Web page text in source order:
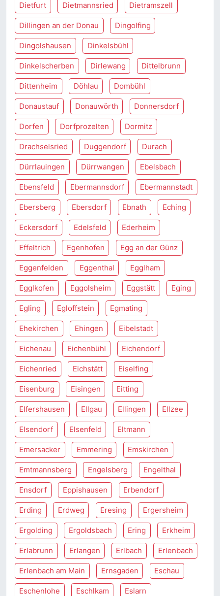
Dietfurt Dietmannsried Dietramszell
Dillingen an der Donau Dingolfing
Dingolshausen Dinkelsbühl
Dinkelscherben Dirlewang Dittelbrunn
Dittenheim Döhlau Dombühl
Donaustauf Donauwörth Donnersdorf
Dorfen Dorfprozelten Dormitz
Drachselsried Duggendorf Durach
Dürrlauingen Dürrwangen Ebelsbach
Ebensfeld Ebermannsdorf Ebermannstadt
Ebersberg Ebersdorf Ebnath Eching
Eckersdorf Edelsfeld Ederheim
Effeltrich Egenhofen Egg an der Günz
Eggenfelden Eggenthal Egglham
Egglkofen Eggolsheim Eggstätt Eging
Egling Egloffstein Egmating
Ehekirchen Ehingen Eibelstadt
Eichenau Eichenbühl Eichendorf
Eichenried Eichstätt Eiselfing
Eisenburg Eisingen Eitting
Elfershausen Ellgau Ellingen Ellzee
Elsendorf Elsenfeld Eltmann
Emersacker Emmering Emskirchen
Emtmannsberg Engelsberg Engelthal
Ensdorf Eppishausen Erbendorf
Erding Erdweg Eresing Ergersheim
Ergolding Ergoldsbach Ering Erkheim
Erlabrunn Erlangen Erlbach Erlenbach
Erlenbach am Main Ernsgaden Eschau
Eschenlohe Eschlkam Eslarn